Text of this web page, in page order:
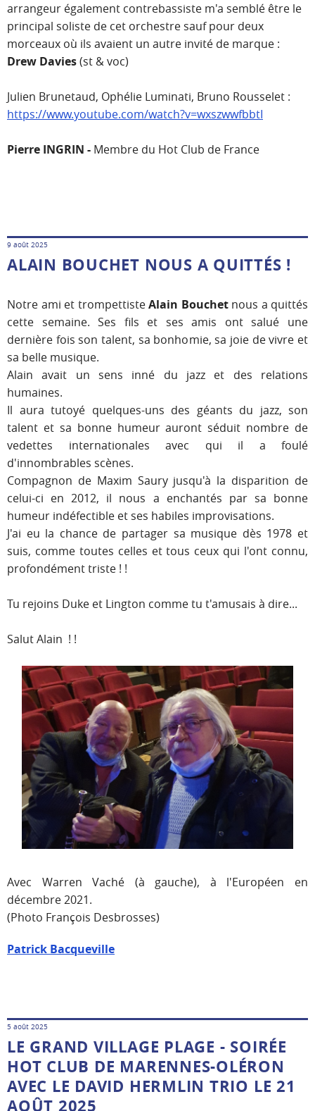
arrangeur également contrebassiste m'a semblé être le
principal soliste de cet orchestre sauf pour deux
morceaux où ils avaient un autre invité de marque :
Drew Davies(st & voc)
Julien Brunetaud, Ophélie Luminati, Bruno Rousselet :
https://www.youtube.com/watch?v=wxszwwfbbtI
Pierre INGRIN - Membre du Hot Club de France
9 août 2025
ALAIN BOUCHET NOUS A QUITTÉS !
Notre ami et trompettisteAlain Bouchet nous a quittés
cette semaine. Ses fils et ses amis ont salué une
dernière fois son talent, sa bonhomie, sa joie de vivre et
sa belle musique.
Alain avait un sens inné du jazz et des relations
humaines.
Il aura tutoyé quelques-uns des géants du jazz, son
talent et sa bonne humeur auront séduit nombre de
vedettes internationales avec qui il a foulé
d'innombrables scènes.
Compagnon de Maxim Saury jusqu'à la disparition de
celui-ci en 2012, il nous a enchantés par sa bonne
humeur indéfectible et ses habiles improvisations.
J'ai eu la chance de partager sa musique dès 1978 et
suis, comme toutes celles et tous ceux qui l'ont connu,
profondément triste ! !
Tu rejoins Duke et Lington comme tu t'amusais à dire...
Salut Alain ! !
Avec Warren Vaché (à gauche), à l'Européen en
décembre 2021.
(Photo François Desbrosses)
Patrick Bacqueville
5 août 2025
LE GRAND VILLAGE PLAGE - SOIRÉE
HOT CLUB DE MARENNES-OLÉRON
AVEC LE DAVID HERMLIN TRIO LE 21
AOÛT 2025